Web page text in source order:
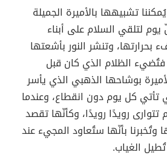
تشبيهها بالأميرة الجميلة
لتلقي السلام على أبناء
بحرارتها، وتنشر النور بأشعتها
الظلام الذي كان قبل
بوشاحها الذهبي الذي يأسر
تأتي كل يوم دون انقطاع، وعندما
رويدًا رويدًا، وكأنّها تقصد
وتُخبرنا بأنّها ستُعاود المجيء عند
الغياب.